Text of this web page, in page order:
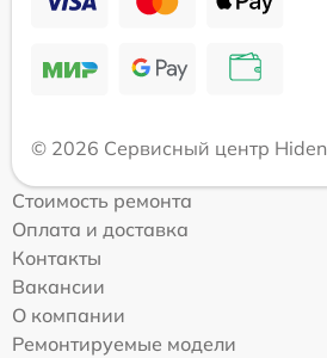
© 2026 Сервисный центр Hiden
Стоимость ремонта
Оплата и доставка
Контакты
Вакансии
О компании
Ремонтируемые модели